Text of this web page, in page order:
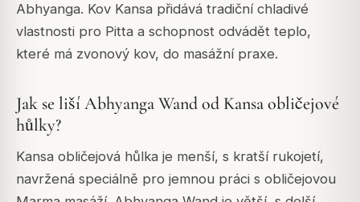
Abhyanga. Kov Kansa přidává tradiční chladivé
vlastnosti pro Pitta a schopnost odvádět teplo,
které má zvonový kov, do masážní praxe.
Jak se liší Abhyanga Wand od Kansa obličejové
hůlky?
Kansa obličejová hůlka je menší, s kratší rukojetí,
navržená speciálně pro jemnou práci s obličejovou